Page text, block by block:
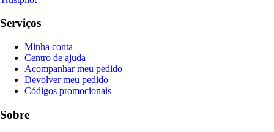
Serviços
Minha conta
Centro de ajuda
Acompanhar meu pedido
Devolver meu pedido
Códigos promocionais
Sobre